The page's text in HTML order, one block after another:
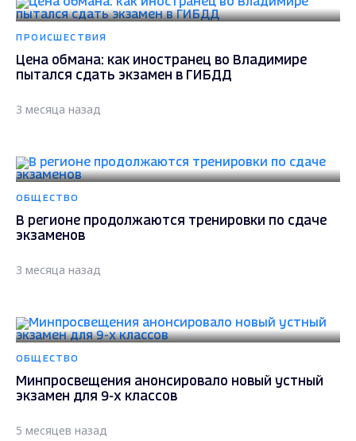
ПРОИСШЕСТВИЯ
Цена обмана: как иностранец во Владимире
пытался сдать экзамен в ГИБДД
3 месяца назад
ОБЩЕСТВО
В регионе продолжаются тренировки по сдаче
экзаменов
3 месяца назад
ОБЩЕСТВО
Минпросвещения анонсировало новый устный
экзамен для 9-х классов
5 месяцев назад